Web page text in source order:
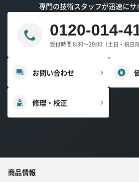
専門の技術スタッフが迅速にサ
0120-014-
受付時間 8:30～20:00（土日・祝日除
お問い合わせ
修理・校正
商品情報